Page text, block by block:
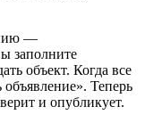
—
заполните
объект. Когда все
Теперь
и опубликует.